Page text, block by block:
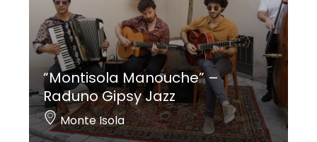
“Montisola Manouche” –
Raduno Gipsy Jazz
Monte Isola